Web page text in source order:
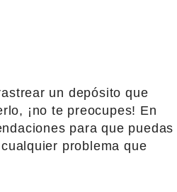
un depósito que
¡no te preocupes! En
para que puedas
problema que